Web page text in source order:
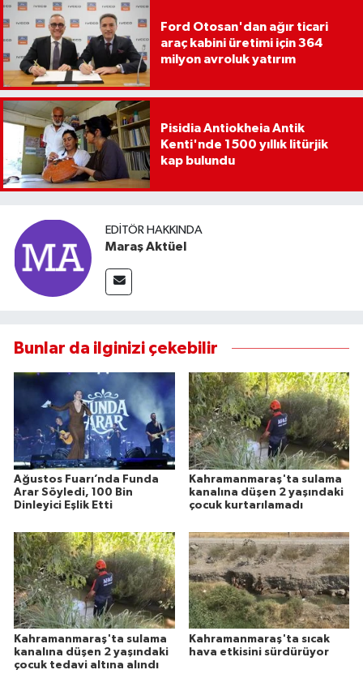
Ford Otosan'dan ağır ticari
araç kabini üretimi için 364
milyon avroluk yatırım
Pisidia Antiokheia Antik
Kenti'nde 1500 yıllık litürjik
kap bulundu
EDITÖR HAKKINDA
Maraş Aktüel
Bunlar da ilginizi çekebilir
Ağustos Fuarı’nda Funda
Arar Söyledi, 100 Bin
Dinleyici Eşlik Etti
Kahramanmaraş'ta sulama
kanalına düşen 2 yaşındaki
çocuk kurtarılamadı
Kahramanmaraş'ta sulama
kanalına düşen 2 yaşındaki
çocuk tedavi altına alındı
Kahramanmaraş'ta sıcak
hava etkisini sürdürüyor